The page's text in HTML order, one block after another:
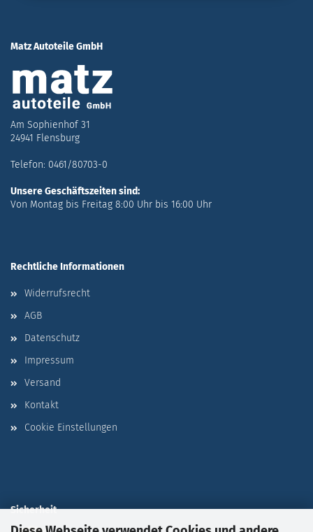
Matz Autoteile GmbH
Am Sophienhof 31
24941 Flensburg
Telefon: 0461/80703-0
Unsere Geschäftszeiten sind:
Von Montag bis Freitag 8:00 Uhr bis 16:00 Uhr
Rechtliche Informationen
Widerrufsrecht
AGB
Datenschutz
Impressum
Versand
Kontakt
Cookie Einstellungen
Sicherheit